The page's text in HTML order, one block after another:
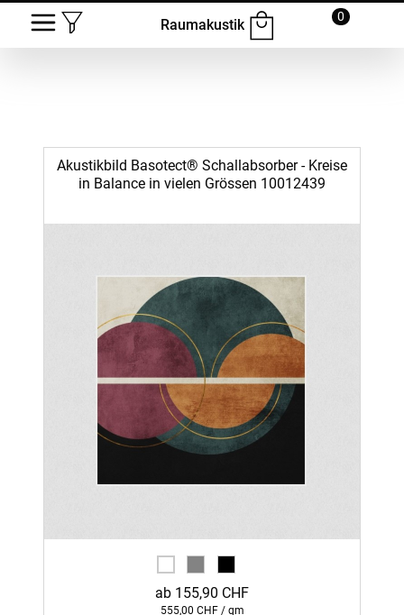
Raumakustik
0
Akustikbild Basotect® Schallabsorber - Kreise
in Balance in vielen Grössen 10012439
ab 155,90 CHF
555,00 CHF / qm